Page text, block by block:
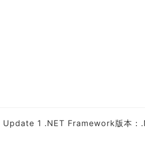
1 .NET Framework版本：